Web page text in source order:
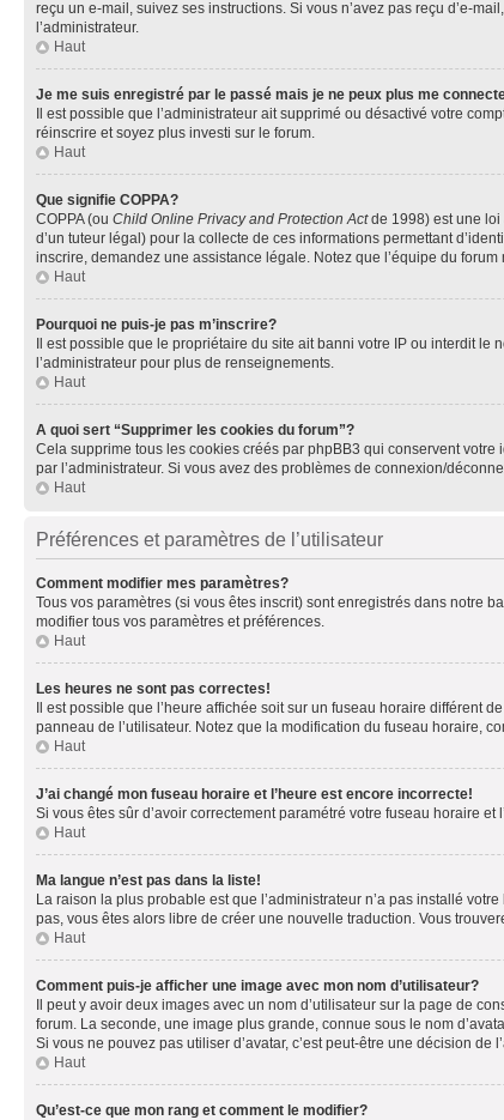
reçu un e-mail, suivez ses instructions. Si vous n’avez pas reçu d’e-
l’administrateur.
Haut
Je me suis enregistré par le passé mais je ne peux plus me
Il est possible que l’administrateur ait supprimé ou désactivé votre
réinscrire et soyez plus investi sur le forum.
Haut
Que signifie COPPA?
COPPA (ou Child Online Privacy and Protection Actde 1998) est une loi
d’un tuteur légal) pour la collecte de ces informations permettant
inscrire, demandez une assistance légale. Notez que l’équipe du
Haut
Pourquoi ne puis-je pas m’inscrire?
Il est possible que le propriétaire du site ait banni votre IP ou interdit
l’administrateur pour plus de renseignements.
Haut
A quoi sert “Supprimer les cookies du forum”?
Cela supprime tous les cookies créés par phpBB3 qui conservent
par l’administrateur. Si vous avez des problèmes de connexion/
Haut
Préférences et paramètres de l’utilisateur
Comment modifier mes paramètres?
Tous vos paramètres (si vous êtes inscrit) sont enregistrés dans notre
modifier tous vos paramètres et préférences.
Haut
Les heures ne sont pas correctes!
Il est possible que l’heure affichée soit sur un fuseau horaire différent
panneau de l’utilisateur. Notez que la modification du fuseau horaire,
Haut
J’ai changé mon fuseau horaire et l’heure est encore incorrecte!
Si vous êtes sûr d’avoir correctement paramétré votre fuseau horaire
Haut
Ma langue n’est pas dans la liste!
La raison la plus probable est que l’administrateur n’a pas installé
pas, vous êtes alors libre de créer une nouvelle traduction. Vous
Haut
Comment puis-je afficher une image avec mon nom d’utilisateur?
Il peut y avoir deux images avec un nom d’utilisateur sur la page de
forum. La seconde, une image plus grande, connue sous le nom
Si vous ne pouvez pas utiliser d’avatar, c’est peut-être une décision
Haut
Qu’est-ce que mon rang et comment le modifier?